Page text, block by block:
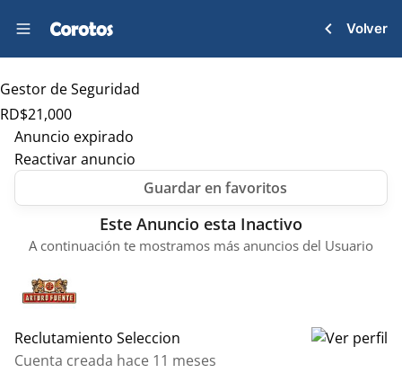
Volver
Gestor de Seguridad
RD$21,000
Anuncio expirado
Reactivar anuncio
Este Anuncio esta Inactivo
A continuación te mostramos más anuncios del Usuario
Reclutamiento Seleccion
Cuenta creada hace 11 meses